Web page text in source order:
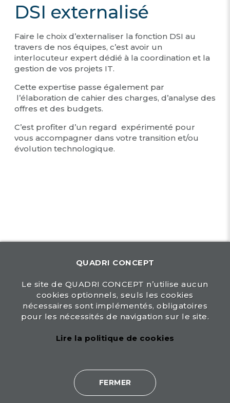
DSI externalisé
Faire le choix d’externaliser la fonction DSI au
travers de nos équipes, c’est avoir un
interlocuteur expert dédié à la coordination et la
gestion de vos projets IT.
Cette expertise passe également par
l’élaboration de cahier des charges, d’analyse des
offres et des budgets.
C’est profiter d’un regard expérimenté pour
vous accompagner dans votre transition et/ou
évolution technologique.
Mentions légales | CGU |Politique de
confidentialité
Politique de cookies | Contact
© 2026 Quadri Concept quadri-concept.fr | tous droits
agence attraction : création site internet -
agence de communication web et création graphique
QUADRI CONCEPT
Le site de QUADRI CONCEPT n’utilise aucun
cookies optionnels, seuls les cookies
nécessaires sont implémentés, obligatoires
pour les nécessités de navigation sur le site.
Lire la politique de cookies
FERMER